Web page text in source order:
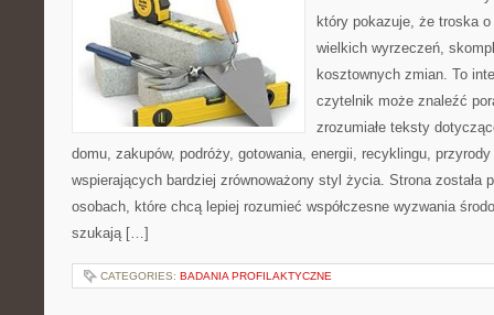
który pokazuje, że troska
wielkich wyrzeczeń,
kosztownych zmian. To
czytelnik może znaleźć
zrozumiałe teksty
domu, zakupów, podróży, gotowania, energii, recyklingu,
wspierających bardziej zrównoważony styl życia. Strona została
osobach, które chcą lepiej rozumieć współczesne wyzwania
szukają […]
CATEGORIES: BADANIA PROFILAKTYCZNE